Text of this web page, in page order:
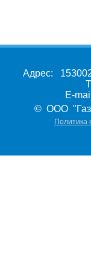
Адрес:
E-
© ООО
Политика